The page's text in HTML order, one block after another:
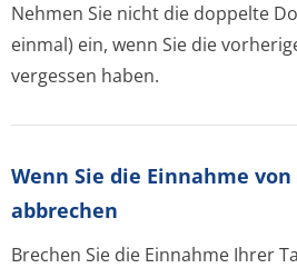
Nehmen Sie nicht die doppelte
einmal) ein, wenn Sie die
vergessen haben.
Wenn Sie die Einnahme
abbrechen
Brechen Sie die Einnahme Ihrer